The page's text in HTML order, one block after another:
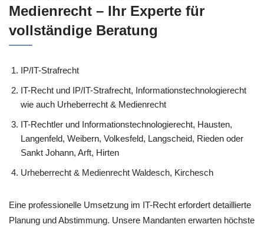
Medienrecht – Ihr Experte für
vollständige Beratung
IP/IT-Strafrecht
IT-Recht und IP/IT-Strafrecht, Informationstechnologierecht
wie auch Urheberrecht & Medienrecht
IT-Rechtler und Informationstechnologierecht, Hausten,
Langenfeld, Weibern, Volkesfeld, Langscheid, Rieden oder
Sankt Johann, Arft, Hirten
Urheberrecht & Medienrecht Waldesch, Kirchesch
Eine professionelle Umsetzung im IT-Recht erfordert detaillierte
Planung und Abstimmung. Unsere Mandanten erwarten höchste